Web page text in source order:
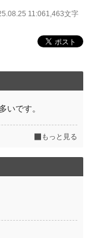
11:061,463文字
いです。
もっと見る